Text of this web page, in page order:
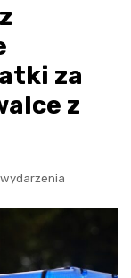
za
z
wydarzenia